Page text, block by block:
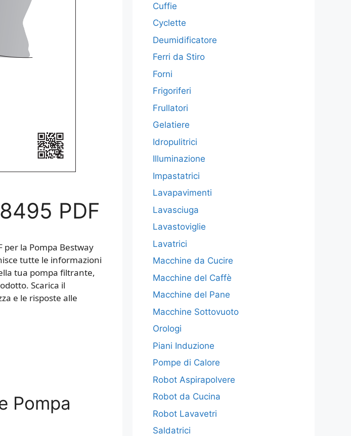
PDF
la Pompa Bestway
tutte le informazioni
tua pompa filtrante,
Scarica il
e le risposte alle
Pompa
Cuffie
Cyclette
Deumidificatore
Ferri da Stiro
Forni
Frigoriferi
Frullatori
Gelatiere
Idropulitrici
Illuminazione
Impastatrici
Lavapavimenti
Lavasciuga
Lavastoviglie
Lavatrici
Macchine da Cucire
Macchine del Caffè
Macchine del Pane
Macchine Sottovuoto
Orologi
Piani Induzione
Pompe di Calore
Robot Aspirapolvere
Robot da Cucina
Robot Lavavetri
Saldatrici